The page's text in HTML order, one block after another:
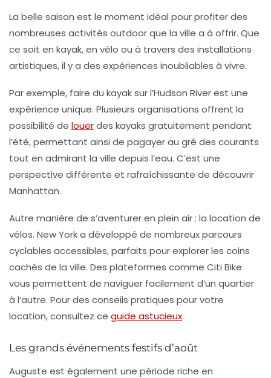
La belle saison est le moment idéal pour profiter des
nombreuses activités outdoorque la ville a à offrir. Que
ce soit en kayak, en vélo ou à travers des installations
artistiques, il y a des expériences inoubliables à vivre.
Par exemple, faire du kayak sur l’Hudson Riverest une
expérience unique. Plusieurs organisations offrent la
possibilité de louerdes kayaks gratuitement pendant
l’été, permettant ainsi de pagayer au gré des courants
tout en admirant la ville depuis l’eau. C’est une
perspective différente et rafraîchissante de découvrir
Manhattan.
Autre manière de s’aventurer en plein air : la location de
vélos. New York a développé de nombreux parcours
cyclables accessibles, parfaits pour explorer les coins
cachés de la ville. Des plateformes comme Citi Bike
vous permettent de naviguer facilement d’un quartier
à l’autre. Pour des conseils pratiques pour votre
location, consultez ce guide astucieux.
Les grands événements festifs d’août
Auguste est également une période riche en